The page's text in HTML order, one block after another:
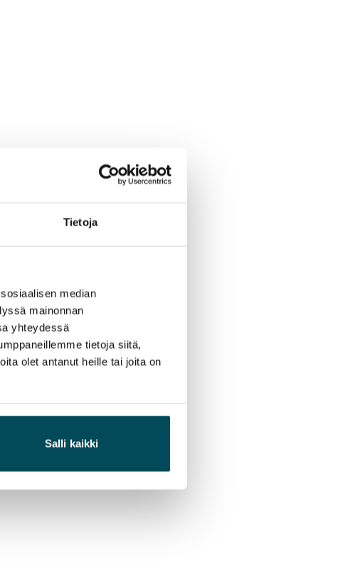
Tietoja
median
mainonnan
yhteydessä
tietoja siitä,
olet antanut heille tai joita on
Salli kaikki